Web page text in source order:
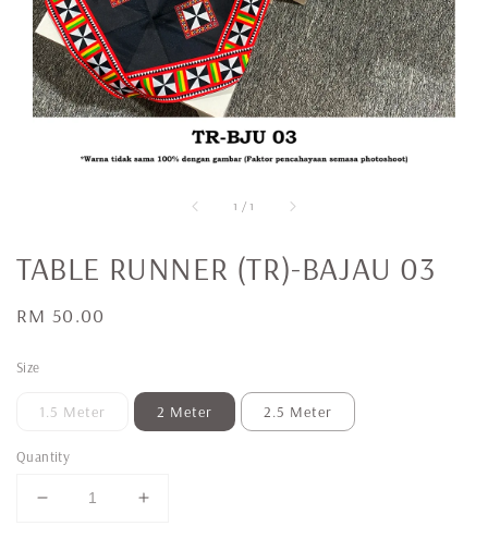
1 / 1
TABLE RUNNER (TR)-BAJAU 03
Regular
RM 50.00
Size
1.5 Meter 2 Meter 2.5 Meter
Quantity